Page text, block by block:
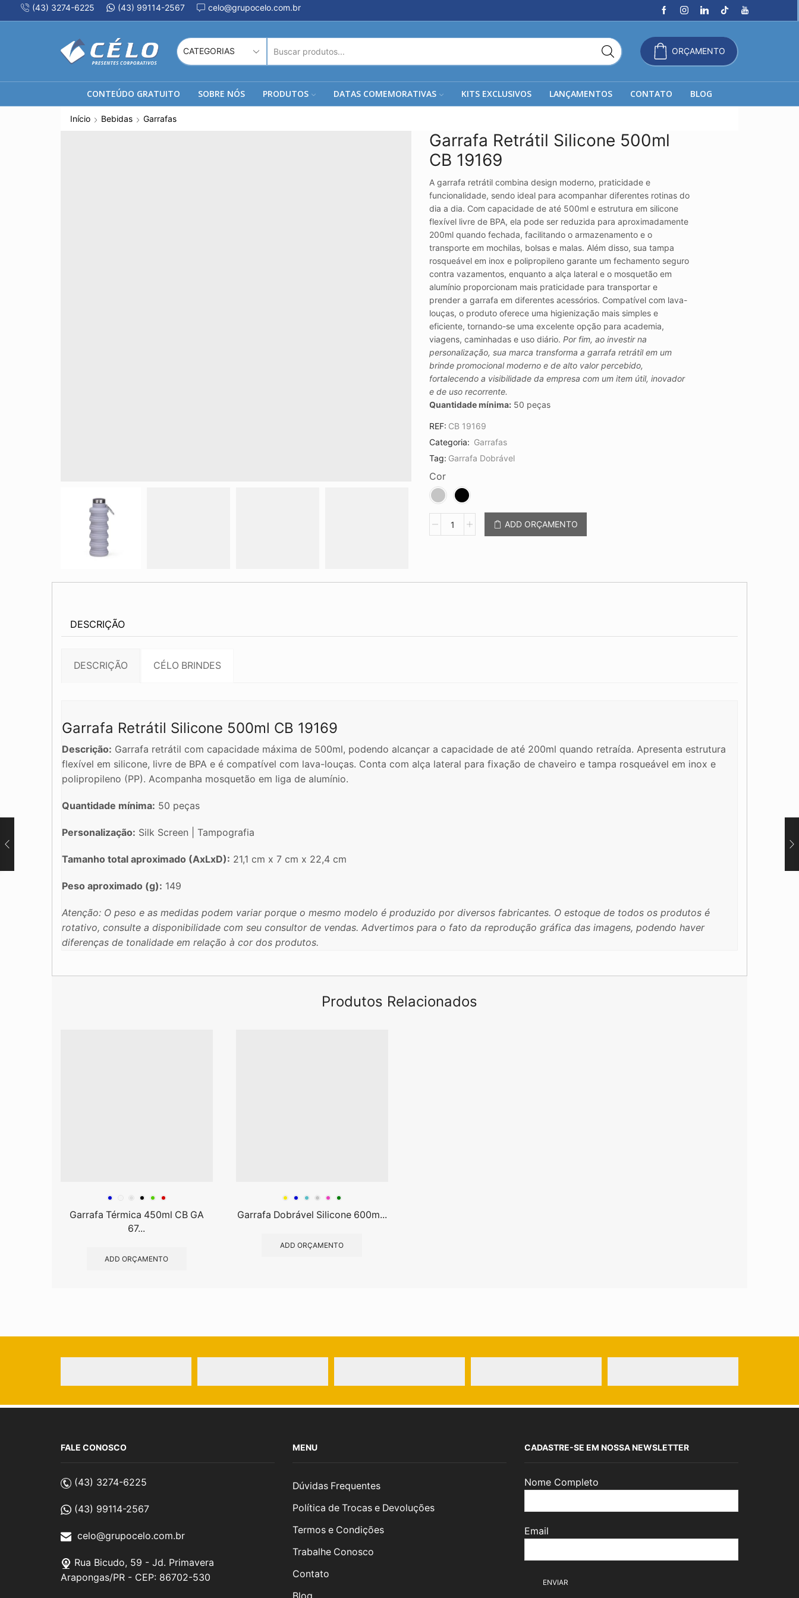
(43) 3274-6225 (43) 99114-2567 celo@grupocelo.com.br
DE
PESQUISA
ORÇAMENTO
CONTEÚDO GRATUITO SOBRE NÓS PRODUTOS DATAS COMEMORATIVAS KITS EXCLUSIVOS LANÇAMENTOS CONTATO BLOG
Início Bebidas Garrafas
Garrafa Retrátil Silicone 500ml
CB 19169
A garrafa retrátil combina design moderno, praticidade e
funcionalidade, sendo ideal para acompanhar diferentes rotinas do
dia a dia. Com capacidade de até 500ml e estrutura em silicone
flexível livre de BPA, ela pode ser reduzida para aproximadamente
200ml quando fechada, facilitando o armazenamento e o
transporte em mochilas, bolsas e malas. Além disso, sua tampa
rosqueável em inox e polipropileno garante um fechamento seguro
contra vazamentos, enquanto a alça lateral e o mosquetão em
alumínio proporcionam mais praticidade para transportar e
prender a garrafa em diferentes acessórios. Compatível com lava-
louças, o produto oferece uma higienização mais simples e
eficiente, tornando-se uma excelente opção para academia,
viagens, caminhadas e uso diário.Por fim, ao investir na
personalização, sua marca transforma a garrafa retrátil em um
brinde promocional moderno e de alto valor percebido,
fortalecendo a visibilidade da empresa com um item útil, inovador
e de uso recorrente.
Quantidade mínima: 50 peças
REF: CB 19169
Categoria: Garrafas
Tag: Garrafa Dobrável
Cor
Retrátil
ADD ORÇAMENTO
DESCRIÇÃO
DESCRIÇÃO CÉLO BRINDES
Garrafa Retrátil Silicone 500ml CB 19169
Descrição: Garrafa retrátil com capacidade máxima de 500ml, podendo alcançar a capacidade de até 200ml quando retraída. Apresenta estrutura
flexível em silicone, livre de BPA e é compatível com lava-louças. Conta com alça lateral para fixação de chaveiro e tampa rosqueável em inox e
polipropileno (PP). Acompanha mosquetão em liga de alumínio.
Quantidade mínima: 50 peças
Personalização: Silk Screen | Tampografia
Tamanho total aproximado (AxLxD): 21,1 cm x 7 cm x 22,4 cm
Peso aproximado (g): 149
Atenção: O peso e as medidas podem variar porque o mesmo modelo é produzido por diversos fabricantes. O estoque de todos os produtos é
rotativo, consulte a disponibilidade com seu consultor de vendas. Advertimos para o fato da reprodução gráfica das imagens, podendo haver
diferenças de tonalidade em relação à cor dos produtos.
Produtos Relacionados
Garrafa Térmica 450ml CB GA
67...
ADD ORÇAMENTO
Garrafa Dobrável Silicone 600m...
ADD ORÇAMENTO
FALE CONOSCO
(43) 3274-6225
(43) 99114-2567
celo@grupocelo.com.br
Rua Bicudo, 59 - Jd. Primavera
Arapongas/PR - CEP: 86702-530
MENU
Dúvidas Frequentes
Política de Trocas e Devoluções
Termos e Condições
Trabalhe Conosco
Contato
CADASTRE-SE EM NOSSA NEWSLETTER
Nome Completo
Email